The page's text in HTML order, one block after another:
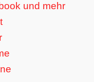
und mehr